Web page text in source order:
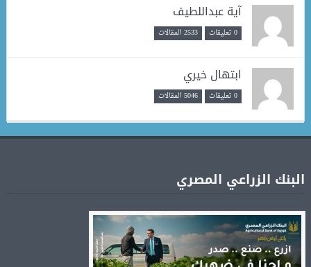
آية عبداللطيف
0 تعليقات 2533 المقالات
ابتهال خيري
0 تعليقات 5046 المقالات
البنك الزراعي المصري